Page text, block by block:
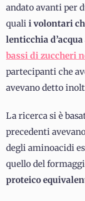
andato avanti per
quali i volontari
lenticchia
bassi di zuccheri
partecipanti che
avevano detto
La ricerca si è
precedenti
degli aminoacidi
quello del
proteico